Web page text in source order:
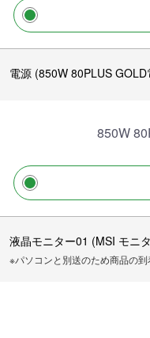
電源 (850W 80PLUS GOLD
850W
液晶モニター01 (MSI モニ
※パソコンと別送のため商品の到